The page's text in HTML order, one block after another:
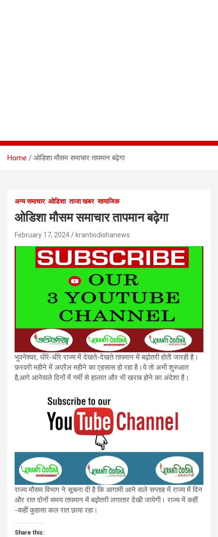
Home ओडिशा मौसम समाचार तापमान बढ़ेगा
अन्य समाचार ओडिशा ताजा खबर सामाजिक
ओडिशा मौसम समाचार तापमान बढ़ेगा
February 17, 2024 krantiodishanews
भुवनेश्वर, धीरे-धीरे राज्य में देखते-देखते तापमान में बढ़ोतरी होती जारही है।
फ़रवरी महीने में अप्रैल महीने का एहसास हो रहा है।ये तो अभी शुरुआत
है,आगे आनेवाले दिनों में गर्मी से हालात और भी खराब होने का अंदेशा है।
राज्य मौसम विभाग ने सूचना दी है कि आगामी आने वाले सप्ताह में राज्य में दिन
और रात दोनों समय तापमान में बढ़ोतरी लगातार देखी जायेगी। राज्य में कहीं
-कहीं कुहासा कल रात छाया रहा।
Share this: